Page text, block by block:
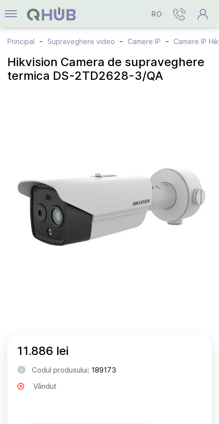
RO
Principal Supraveghere video Camere IP Camere IP
Hikvision Camera de supraveghere
termica DS-2TD2628-3/QA
11.886 lei
Codul produsului: 189173
Vândut